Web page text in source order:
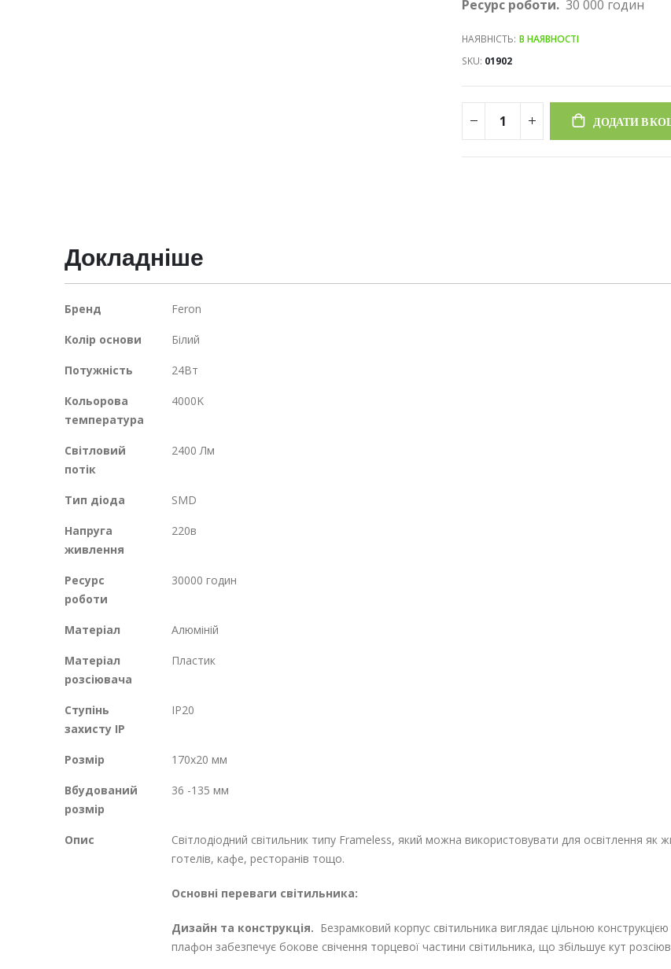
Ресурс роботи. 30 000 годин
НАЯВНІСТЬ: В НАЯВНОСТІ
SKU 01902
ДОДАТИ В
Докладніше
Докладніше
Бренд Feron
Колір основи Білий
Потужність 24Вт
Кольорова
температура
4000K
Світловий
потік
2400 Лм
Тип діода SMD
Напруга
живлення
220в
Ресурс
роботи
30000 годин
Матеріал Алюміній
Матеріал
розсіювача
Пластик
Ступінь
захисту IP
IP20
Розмір 170х20 мм
Вбудований
розмір
36 -135 мм
Опис
Світлодіодний світильник типу Frameless, який можна використовувати для освітлення як
готелів, кафе, ресторанів тощо.
Основні переваги світильника:
Дизайн та конструкція. Безрамковий корпус світильника виглядає цільною
плафон забезпечує бокове свічення торцевої частини світильника, що збільшує кут